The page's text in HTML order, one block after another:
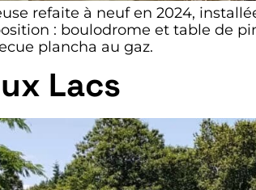
refaite à neuf en 2024,
: boulodrome et table de
plancha au gaz.
Lacs